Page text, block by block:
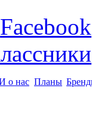
Facebook
о нас Планы